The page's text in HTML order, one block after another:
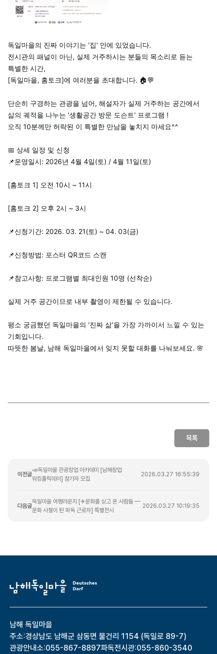
독일마을의 진짜 이야기는 '집' 안에 있었습니다.
전시관의 패널이 아닌, 실제 거주하시는 분들의 목소리로 듣는
특별한 시간,
[독일마을, 홈토크]에 여러분을 초대합니다. 🏠💬
단순히 구경하는 관광을 넘어, 해설자가 실제 거주하는 공간에서
삶의 궤적을 나누는 '생활공간 방문 도슨트' 프로그램 !
오직 10분께만 허락된 이 특별한 만남을 놓치지 마세요^^
📅 상세 일정 및 신청
📌운영일시: 2026년 4월 4일(토) / 4월 11일(토)
[홈토크 1] 오전 10시 ~ 11시
[홈토크 2] 오후 2시 ~ 3시
📌신청기간: 2026. 03. 21(토) ~ 04. 03(금)
📌신청방법: 포스터 QR코드 스캔
📌참고사항: 프로그램별 최대인원 10명 (선착순)
실제 거주 공간이므로 내부 촬영이 제한될 수 있습니다.
평소 궁금했던 독일마을의 '진짜 삶'을 가장 가까이서 느낄 수 있는
기회입니다.
따뜻한 봄날, 남해 독일마을에서 잊지 못할 대화를 나눠보세요. 🌸
목록
이전글
📣독일마을 관광창업 아카데미 [남해창업
워킹홀릭데이] 참가자 모집
2026.03.27 16:55:39
다음글
독일마을 여행라운지 [✈문화를 싣고 온 사람들 —
문화 사절이 된 파독 근로자] 특별전시
2026.03.27 10:19:35
남해 독일마을
주소:경상남도 남해군 삼동면 물건리 1154 (독일로 89-7)
관광안내소:055-867-8897파독전시관:055-860-3540